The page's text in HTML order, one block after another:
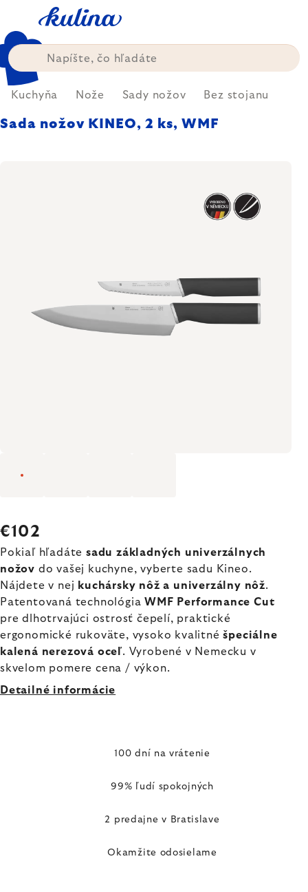
obsah
Kuchyňa Nože Sady nožov Bez stojanu
Sada nožov KINEO, 2 ks, WMF
€102
Pokiaľ hľadáte sadu základných univerzálnych
nožov do vašej kuchyne, vyberte sadu Kineo.
Nájdete v nej kuchársky nôž a univerzálny nôž.
Patentovaná technológiaWMF Performance Cut
pre dlhotrvajúci ostrosť čepelí, praktické
ergonomické rukoväte, vysoko kvalitnéšpeciálne
kalená nerezová oceľ. Vyrobené v Nemecku v
skvelom pomere cena / výkon.
Detailné informácie
100 dní na vrátenie
99% ľudí spokojných
2 predajne v Bratislave
Okamžite odosielame